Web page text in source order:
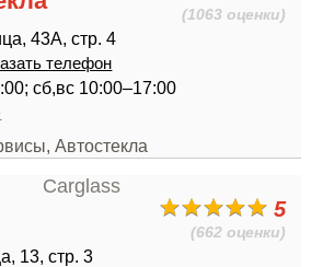
(1063 оценки)
43А, стр. 4
телефон
сб,вс 10:00–17:00
Автостекла
5
(662 оценки)
13, стр. 3